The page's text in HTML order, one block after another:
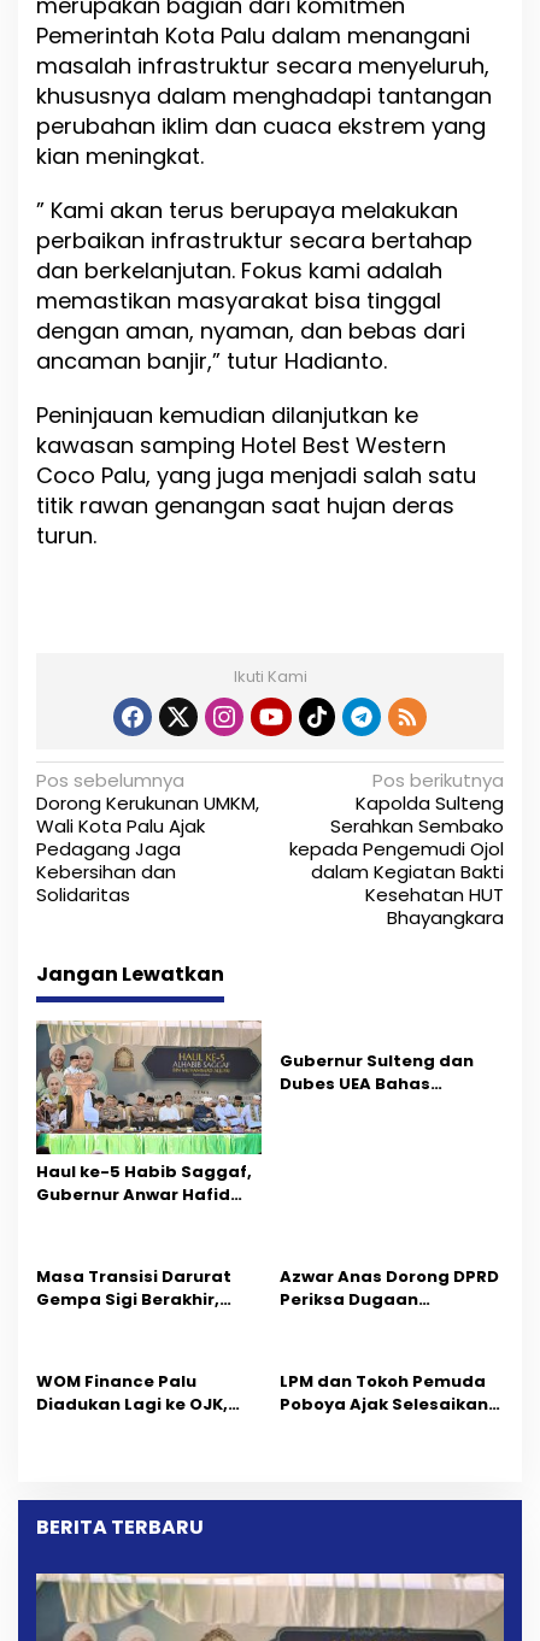
Pemerintah Kota Palu dalam menangani
masalah infrastruktur secara menyeluruh,
khususnya dalam menghadapi tantangan
perubahan iklim dan cuaca ekstrem yang
kian meningkat.
” Kami akan terus berupaya melakukan
perbaikan infrastruktur secara bertahap
dan berkelanjutan. Fokus kami adalah
memastikan masyarakat bisa tinggal
dengan aman, nyaman, dan bebas dari
ancaman banjir,” tutur Hadianto.
Peninjauan kemudian dilanjutkan ke
kawasan samping Hotel Best Western
Coco Palu, yang juga menjadi salah satu
titik rawan genangan saat hujan deras
turun.
Ikuti Kami
N
a
v
i
a
s
i
p
o
s
Pos sebelumnya
Dorong Kerukunan UMKM,
Wali Kota Palu Ajak
Pedagang Jaga
Kebersihan dan
Solidaritas
Pos berikutnya
Kapolda Sulteng
Serahkan Sembako
kepada Pengemudi Ojol
dalam Kegiatan Bakti
Kesehatan HUT
Bhayangkara
Jangan Lewatkan
Haul ke-5 Habib Saggaf,
Gubernur Anwar Hafid
Gubernur Sulteng dan
Dubes UEA Bahas
Masa Transisi Darurat
Gempa Sigi Berakhir,
Azwar Anas Dorong DPRD
Periksa Dugaan
‎WOM Finance Palu
Diadukan Lagi ke OJK,
Dipersoalkan ‎
LPM dan Tokoh Pemuda
Poboya Ajak Selesaikan
BERITA TERBARU